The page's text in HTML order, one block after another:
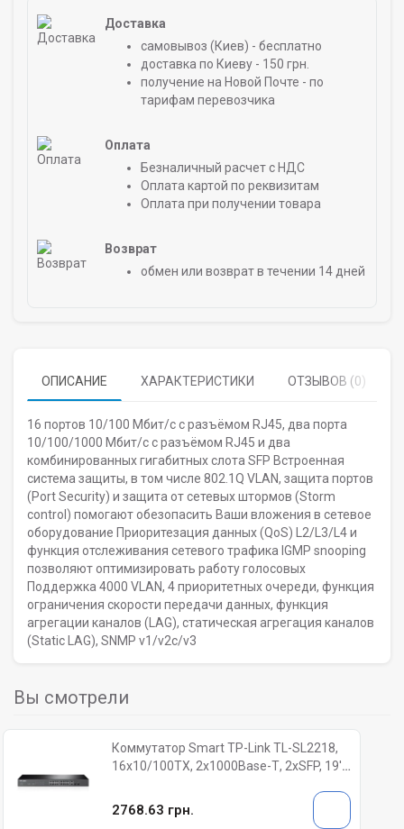
Доставка
самовывоз (Киев) - бесплатно
доставка по Киеву - 150 грн.
получение на Новой Почте - по
тарифам перевозчика
Оплата
Безналичный расчет с НДС
Оплата картой по реквизитам
Оплата при получении товара
Возврат
обмен или возврат в течении 14 дней
ОПИСАНИЕ ХАРАКТЕРИСТИКИ ОТЗЫВОВ (0)
16 портов 10/100 Мбит/с с разъёмом RJ45, два порта
10/100/1000 Мбит/с с разъёмом RJ45 и два
комбинированных гигабитных слота SFP Встроенная
система защиты, в том числе 802.1Q VLAN, защита портов
(Port Security) и защита от сетевых штормов (Storm
control) помогают обезопасить Ваши вложения в сетевое
оборудование Приоритезация данных (QoS) L2/L3/L4 и
функция отслеживания сетевого трафика IGMP snooping
позволяют оптимизировать работу голосовых
Поддержка 4000 VLAN, 4 приоритетных очереди, функция
ограничения скорости передачи данных, функция
агрегации каналов (LAG), статическая агрегация каналов
(Static LAG), SNMP v1/v2c/v3
Вы смотрели
Коммутатор Smart TP-Link TL-SL2218,
16х10/100ТХ, 2х1000Base-Т, 2хSFP, 19',
2768.63 грн.